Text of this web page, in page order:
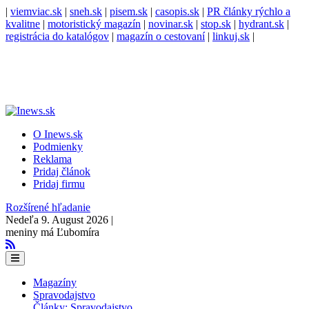
| viemviac.sk | sneh.sk | pisem.sk | casopis.sk | PR články rýchlo a
kvalitne | motoristický magazín | novinar.sk | stop.sk | hydrant.sk |
registrácia do katalógov | magazín o cestovaní| linkuj.sk |
O Inews.sk
Podmienky
Reklama
Pridaj článok
Pridaj firmu
Rozšírené hľadanie
Nedeľa 9. August 2026 |
meniny má Ľubomíra
Magazíny
Spravodajstvo